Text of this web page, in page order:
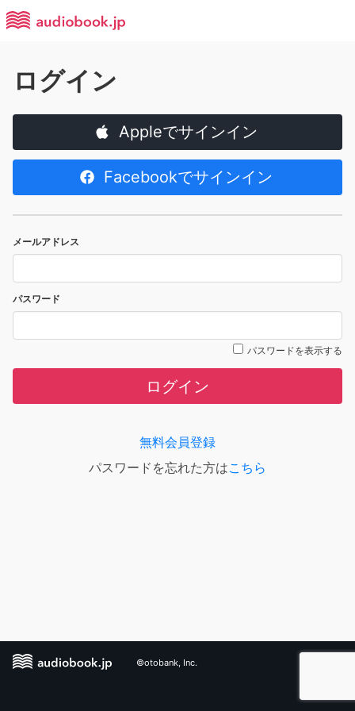
ログイン
Appleでサインイン
Facebookでサインイン
メールアドレス
パスワード
パスワードを表示する
ログイン
無料会員登録
パスワードを忘れた方はこちら
©otobank, Inc.